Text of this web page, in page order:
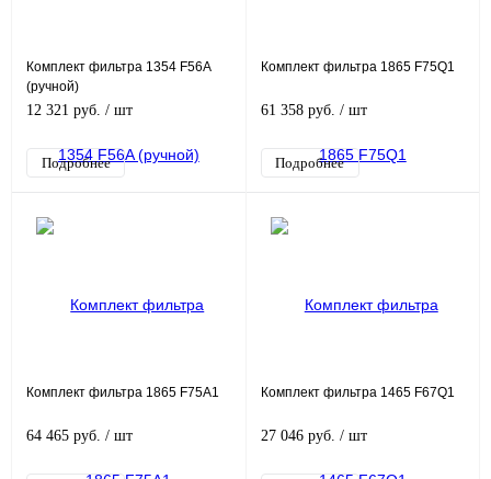
Комплект фильтра 1354 F56A
(ручной)
12 321 руб. / шт
Подробнее
Комплект фильтра 1865 F75Q1
61 358 руб. / шт
Подробнее
Комплект фильтра 1865 F75A1
64 465 руб. / шт
Комплект фильтра 1465 F67Q1
27 046 руб. / шт